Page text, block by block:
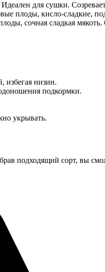
для сушки.
кисло-сладкие,
сочная сладкая мякоть.
избегая низин.
подкормки.
укрывать.
подходящий сорт, вы